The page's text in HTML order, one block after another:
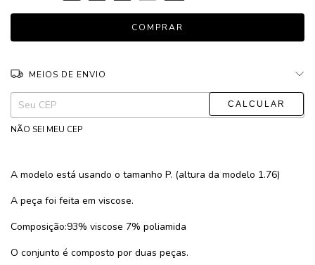
MEIOS DE ENVIO
Entregas para o CEP:
ALTERAR CEP
NÃO SEI MEU CEP
A modelo está usando o tamanho P. (altura da modelo 1.76)
A peça foi feita em viscose.
Composição:93% viscose 7% poliamida
O conjunto é composto por duas peças.